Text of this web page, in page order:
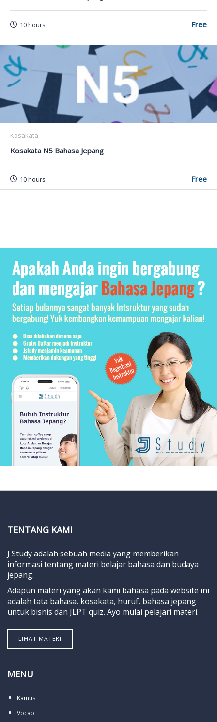
10 hours Free
Kosakata
Kosakata N5 Bahasa Jepang
10 hours Free
TENTANG KAMI
J Study adalah sebuah media yang memberikan
informasi tentang materi belajar bahasa dan budaya
jepang.
Adapun materi yang akan kami bahasa pada website ini
adalah tata bahasa, kosakata, huruf, bahasa jepang
untuk bisnis dan JLPT quiz. Ayo mulai pelajari materi.
LIHAT MATERI
MENU
Kamus
Vocab